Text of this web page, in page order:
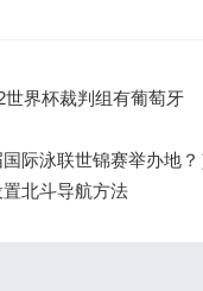
界杯裁判组有葡萄牙
际泳联世锦赛举办地？
北斗导航方法